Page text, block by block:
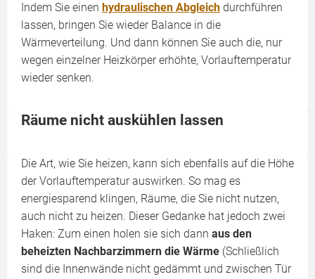
Indem Sie einen hydraulischen Abgleich durchführen
lassen, bringen Sie wieder Balance in die
Wärmeverteilung. Und dann können Sie auch die, nur
wegen einzelner Heizkörper erhöhte, Vorlauftemperatur
wieder senken.
Räume nicht auskühlen lassen
Die Art, wie Sie heizen, kann sich ebenfalls auf die Höhe
der Vorlauftemperatur auswirken. So mag es
energiesparend klingen, Räume, die Sie nicht nutzen,
auch nicht zu heizen. Dieser Gedanke hat jedoch zwei
Haken: Zum einen holen sie sich dann aus den
beheizten Nachbarzimmern die Wärme (Schließlich
sind die Innenwände nicht gedämmt und zwischen Tür